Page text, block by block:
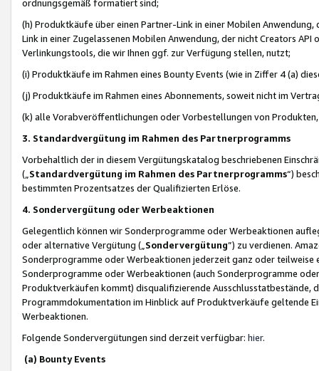
ordnungsgemäß formatiert sind;
(h) Produktkäufe über einen Partner-Link in einer Mobilen
Link in einer Zugelassenen Mobilen Anwendung, der nicht Creators
Verlinkungstools, die wir Ihnen ggf. zur Verfügung stellen, nutzt;
(i) Produktkäufe im Rahmen eines Bounty Events (wie in Ziffer 4 (a)
(j) Produktkäufe im Rahmen eines Abonnements, soweit nicht im
(k) alle Vorabveröffentlichungen oder Vorbestellungen von
3. Standardvergütung im Rahmen des Partnerprogramms
Vorbehaltlich der in diesem Vergütungskatalog beschriebenen
(„ Standardvergütung im Rahmen des Partnerprogramms“)
bestimmten Prozentsatzes der Qualifizierten Erlöse.
4. Sondervergütung oder Werbeaktionen
Gelegentlich können wir Sonderprogramme oder Werbeaktionen
oder alternative Vergütung („ Sondervergütung”) zu verdienen.
Sonderprogramme oder Werbeaktionen jederzeit ganz oder
Sonderprogramme oder Werbeaktionen (auch Sonderprogramme
Produktverkäufen kommt) disqualifizierende Ausschlusstatbestände,
Programmdokumentation im Hinblick auf Produktverkäufe geltende
Werbeaktionen.
Folgende Sondervergütungen sind derzeit verfügbar: hier.
(a) Bounty Events